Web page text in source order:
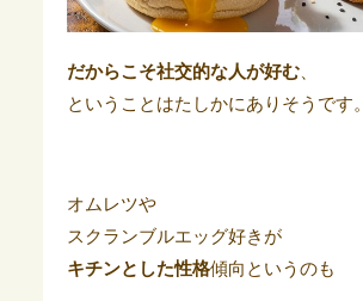
だからこそ社交的な人が好む、
ということはたしかにありそうです。
オムレツや
スクランブルエッグ好きが
キチンとした性格傾向というのも